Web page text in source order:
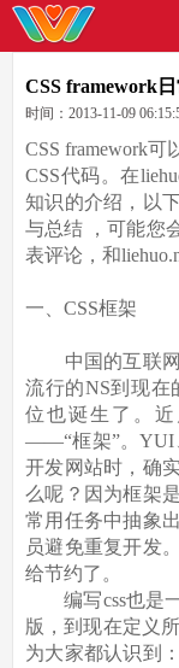
CSS framework
时间：2013-11-09
CSS framework
CSS代码。在
知识的介绍，以
与总结 ，可能您
表评论，和
一、CSS框架
中国的互联网
流行的NS到现
位也诞生了。
——“框架”。YUI
开发网站时，确
么呢？因为框架
常用任务中抽象
员避免重复开发
给节约了。
编写css也是一
版，到现在定义
为大家都认识到